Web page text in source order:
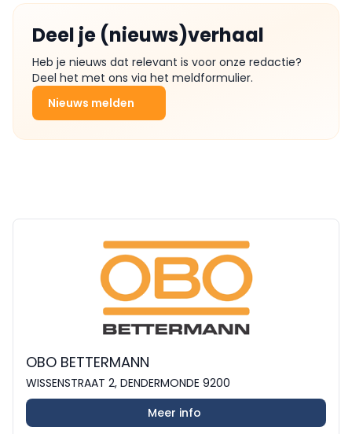
Deel je (nieuws)verhaal
Heb je nieuws dat relevant is voor onze redactie?
Deel het met ons via het meldformulier.
Nieuws melden
OBO BETTERMANN
WISSENSTRAAT 2, DENDERMONDE 9200
Meer info